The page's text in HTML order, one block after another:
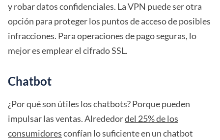
y robar datos confidenciales. La VPN puede ser otra
opción para proteger los puntos de acceso de posibles
infracciones. Para operaciones de pago seguras, lo
mejor es emplear el cifrado SSL.
Chatbot
¿Por qué son útiles los chatbots? Porque pueden
impulsar las ventas. Alrededordel 25% de los
consumidoresconfían lo suficiente en un chatbot